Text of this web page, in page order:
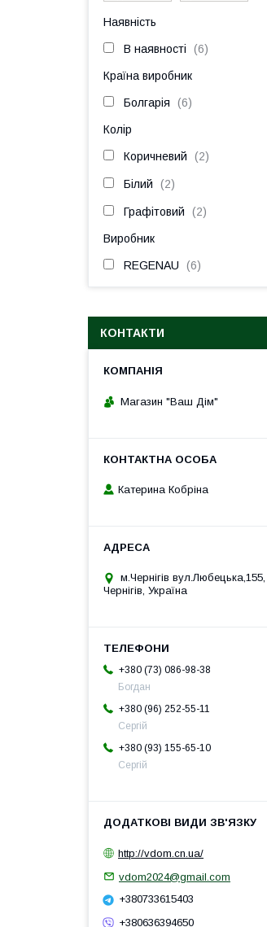
Наявність
В наявності 6
Країна виробник
Болгарія 6
Колір
Коричневий 2
Білий 2
Графітовий 2
Виробник
REGENAU 6
КОНТАКТИ
Магазин "Ваш Дім"
Катерина Кобріна
м.Чернігів вул.Любецька,155,
Чернігів, Україна
+380 (73) 086-98-38
Богдан
+380 (96) 252-55-11
Сергій
+380 (93) 155-65-10
Сергій
http://vdom.cn.ua/
vdom2024@gmail.com
+380733615403
+380636394650